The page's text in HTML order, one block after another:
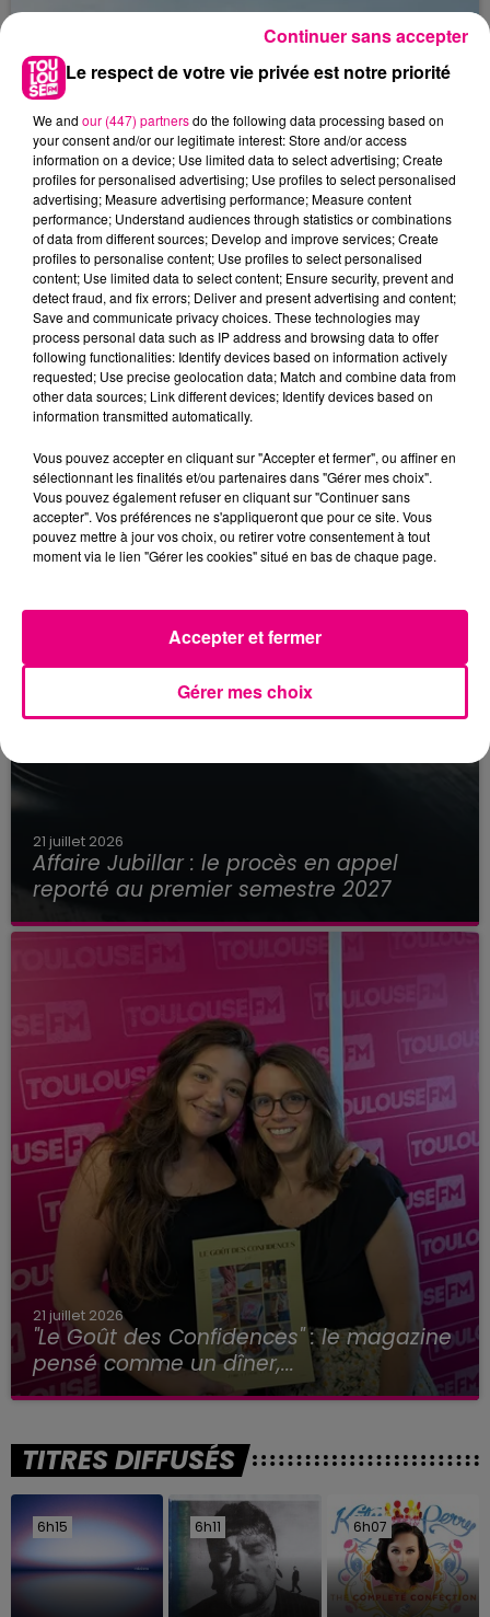
22 juillet 2026
Toulouse : circulation perturbée dans le
secteur François Verdier...
21 juillet 2026
Affaire Jubillar : le procès en appel
reporté au premier semestre 2027
21 juillet 2026
"Le Goût des Confidences" : le magazine
pensé comme un dîner,...
TITRES DIFFUSÉS
6h15
6h15 6h11
6h11 6h07
6h07
Le respect de votre vie privée est notre priorité
We and our (447) partnersdo the following data processing based on
your consent and/or our legitimate interest: Store and/or access
information on a device; Use limited data to select advertising; Create
profiles for personalised advertising; Use profiles to select personalised
advertising; Measure advertising performance; Measure content
performance; Understand audiences through statistics or combinations
of data from different sources; Develop and improve services; Create
profiles to personalise content; Use profiles to select personalised
content; Use limited data to select content; Ensure security, prevent and
detect fraud, and fix errors; Deliver and present advertising and content;
Save and communicate privacy choices. These technologies may
process personal data such as IP address and browsing data to offer
following functionalities: Identify devices based on information actively
requested; Use precise geolocation data; Match and combine data from
other data sources; Link different devices; Identify devices based on
information transmitted automatically.
Vous pouvez accepter en cliquant sur "Accepter et fermer", ou affiner en
sélectionnant les finalités et/ou partenaires dans "Gérer mes choix".
Vous pouvez également refuser en cliquant sur "Continuer sans
accepter". Vos préférences ne s'appliqueront que pour ce site. Vous
pouvez mettre à jour vos choix, ou retirer votre consentement à tout
moment via le lien "Gérer les cookies" situé en bas de chaque page.
Gérer mes choix
Accepter et fermer
Continuer sans accepter